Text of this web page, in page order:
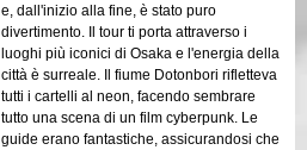
e, dall'inizio alla fine, è stato puro
divertimento. Il tour ti porta attraverso i
luoghi più iconici di Osaka e l'energia della
città è surreale. Il fiume Dotonbori rifletteva
tutti i cartelli al neon, facendo sembrare
tutto una scena di un film cyberpunk. Le
guide erano fantastiche, assicurandosi che